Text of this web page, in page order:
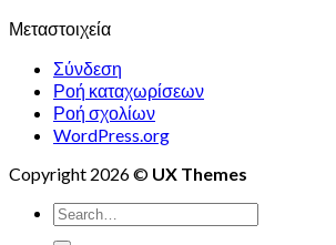
Μεταστοιχεία
Σύνδεση
Ροή καταχωρίσεων
Ροή σχολίων
WordPress.org
Copyright 2026 © UX Themes